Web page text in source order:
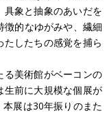
象と抽象のあいだを
徴的なゆがみや、繊細
したちの感覚を捕ら
る美術館がベーコンの
前に大規模な個展が
展は30年振りのまた